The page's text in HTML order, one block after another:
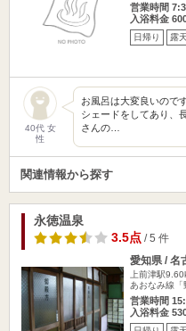
営業時間
入浴料金
日帰り 露
40代 女
性
お風呂は大変良いので
シェードをしてあり、
さんの…
関連情報から探す
永徳温泉
3.5点/ 5 件
愛知県 / 名
上前津駅
あおなみ線
営業時間
入浴料金